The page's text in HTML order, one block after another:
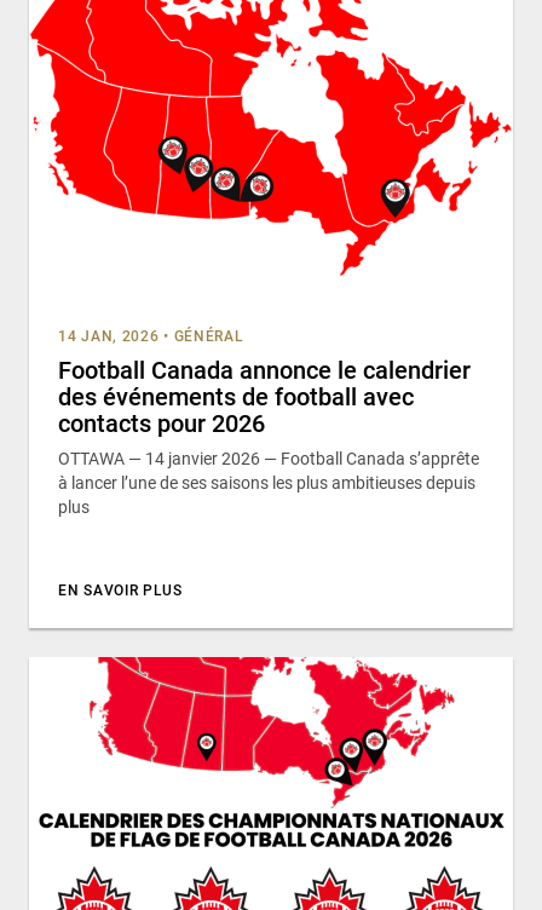
14 JAN, 2026 • GÉNÉRAL
Football Canada annonce le calendrier
des événements de football avec
contacts pour 2026
OTTAWA — 14 janvier 2026 — Football Canada s’apprête
à lancer l’une de ses saisons les plus ambitieuses depuis
plus
EN SAVOIR PLUS